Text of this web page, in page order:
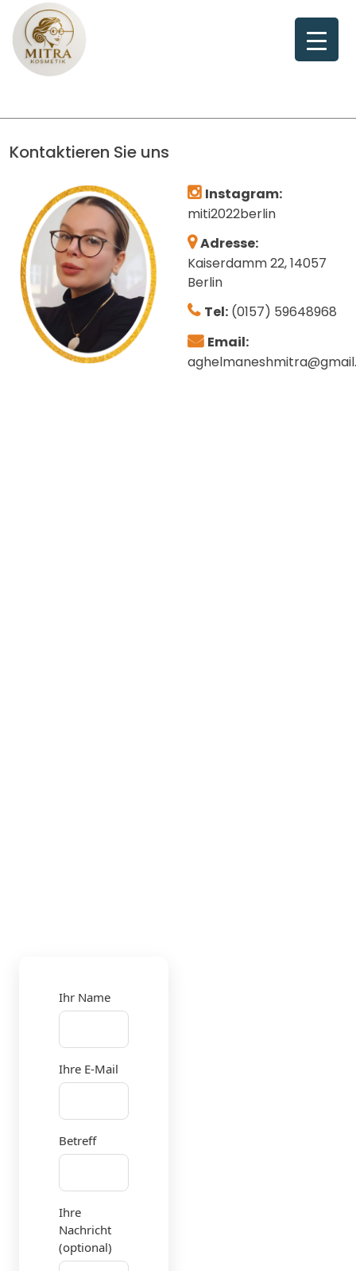
Skip
content
Kontaktieren Sie uns
Instagram:
miti2022berlin
Adresse:
Kaiserdamm 22, 14057
Berlin
Tel: (0157) 59648968
Email:
Ihr Name
Ihre E-Mail
Betreff
Ihre
Nachricht
(optional)